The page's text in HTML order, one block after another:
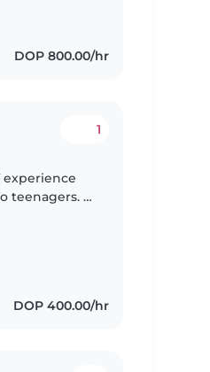
DOP 800.00/hr
1
experience
teenagers. I
DOP 400.00/hr